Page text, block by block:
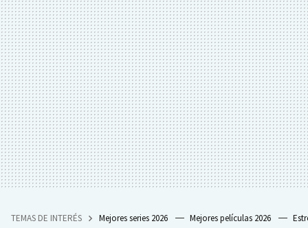
TEMAS DE INTERÉS Mejores series 2026 Mejores películas 2026